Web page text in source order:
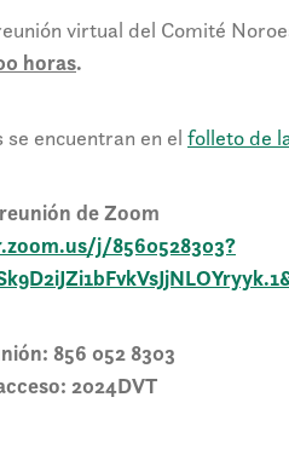
virtual del Comité
horas.
se encuentran en el folleto de
de Zoom
j/8560528303?
856 052 8303
2024DVT